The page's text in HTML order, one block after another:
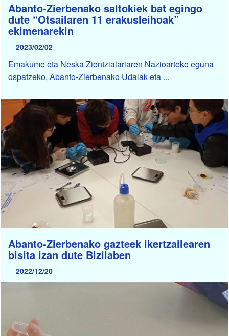
Abanto-Zierbenako saltokiek bat egingo
dute “Otsailaren 11 erakusleihoak”
ekimenarekin
2023/02/02
Emakume eta Neska Zientzialariaren Nazioarteko eguna
ospatzeko, Abanto-Zierbenako Udalak eta ...
Abanto-Zierbenako gazteek ikertzailearen
bisita izan dute Bizilaben
2022/12/20